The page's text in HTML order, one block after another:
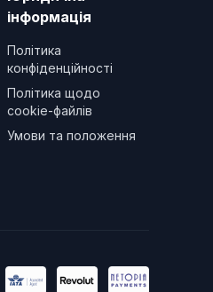
інформація
Політика
конфіденційності
Політика щодо
cookie-файлів
Умови та положення